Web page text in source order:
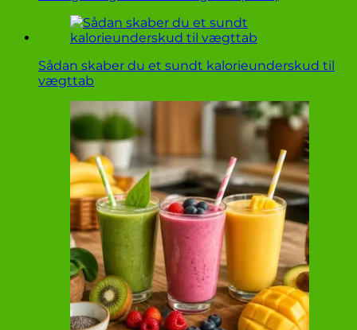
Sådan skaber du et sundt kalorieunderskud til
vægttab